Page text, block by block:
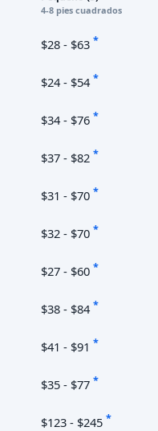
4-8 pies cuadrados
$28 - $63*
$24 - $54*
$34 - $76*
$37 - $82*
$31 - $70*
$32 - $70*
$27 - $60*
$38 - $84*
$41 - $91*
$35 - $77*
$123 - $245*